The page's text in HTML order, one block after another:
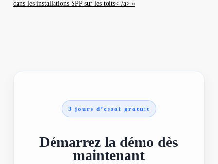
dans les installations SPP sur les toits< /a> »
3 jours d’essai gratuit
Démarrez la démo dès
maintenant